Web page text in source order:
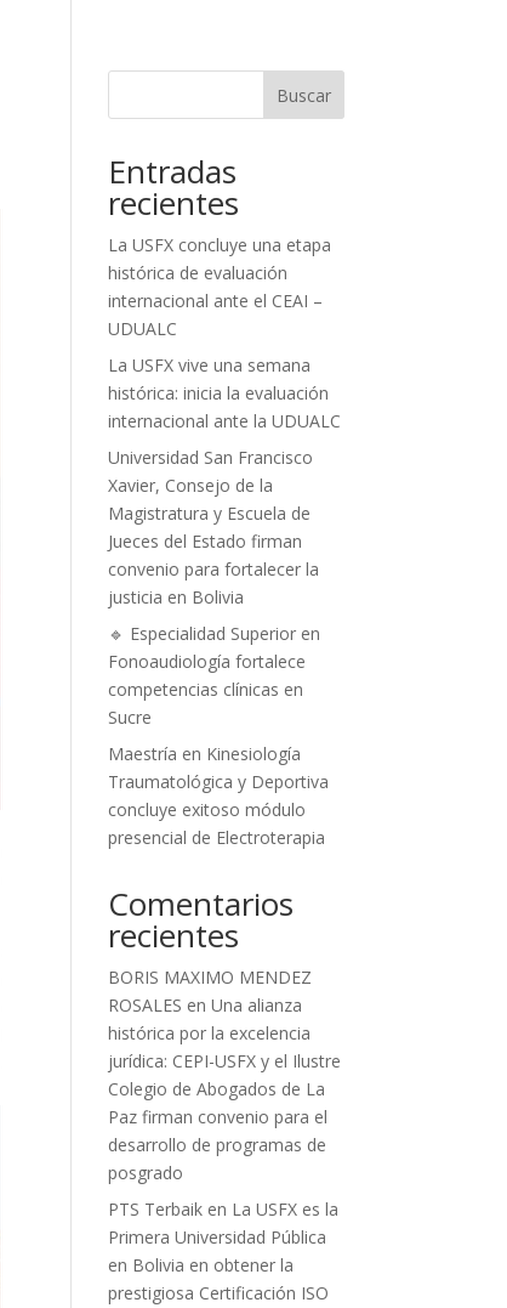
Buscar
Entradas
recientes
La USFX concluye una etapa
histórica de evaluación
internacional ante el CEAI –
UDUALC
La USFX vive una semana
histórica: inicia la evaluación
internacional ante la UDUALC
Universidad San Francisco
Xavier, Consejo de la
Magistratura y Escuela de
Jueces del Estado firman
convenio para fortalecer la
justicia en Bolivia
🔹 Especialidad Superior en
Fonoaudiología fortalece
competencias clínicas en
Sucre
Maestría en Kinesiología
Traumatológica y Deportiva
concluye exitoso módulo
presencial de Electroterapia
Comentarios
recientes
BORIS MAXIMO MENDEZ
ROSALES enUna alianza
histórica por la excelencia
jurídica: CEPI-USFX y el Ilustre
Colegio de Abogados de La
Paz firman convenio para el
desarrollo de programas de
posgrado
PTS Terbaik en La USFX es la
Primera Universidad Pública
en Bolivia en obtener la
prestigiosa Certificación ISO